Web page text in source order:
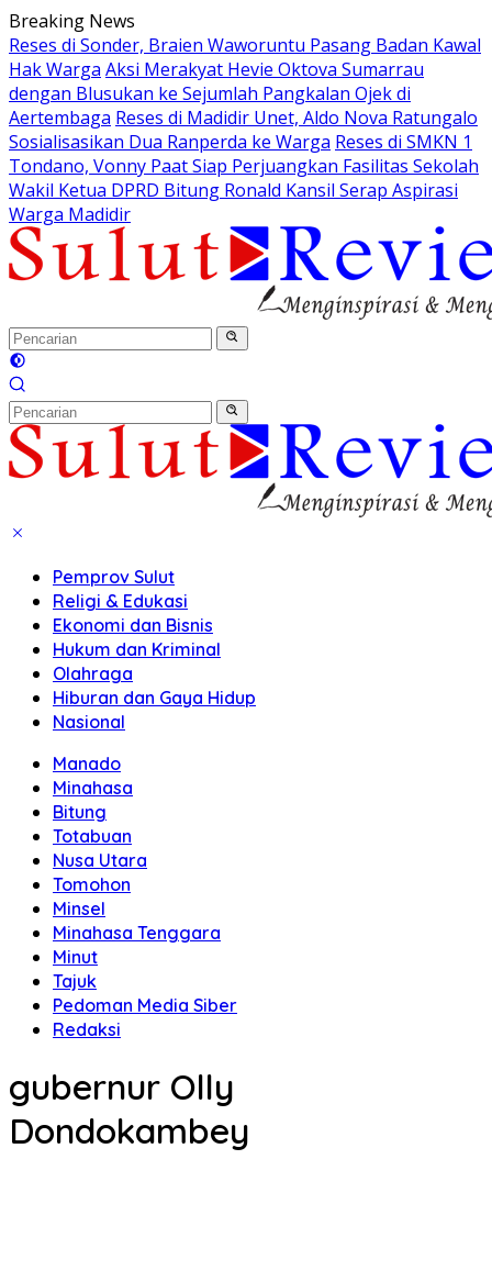
Langsung
ke
konten
Breaking News
Reses di Sonder, Braien Waworuntu Pasang Badan Kawal
Hak Warga Aksi Merakyat Hevie Oktova Sumarrau
dengan Blusukan ke Sejumlah Pangkalan Ojek di
Aertembaga Reses di Madidir Unet, Aldo Nova Ratungalo
Sosialisasikan Dua Ranperda ke Warga Reses di SMKN 1
Tondano, Vonny Paat Siap Perjuangkan Fasilitas Sekolah
Wakil Ketua DPRD Bitung Ronald Kansil Serap Aspirasi
Warga Madidir
Pemprov Sulut
Religi & Edukasi
Ekonomi dan Bisnis
Hukum dan Kriminal
Olahraga
Hiburan dan Gaya Hidup
Nasional
Manado
Minahasa
Bitung
Totabuan
Nusa Utara
Tomohon
Minsel
Minahasa Tenggara
Minut
Tajuk
Pedoman Media Siber
Redaksi
gubernur Olly
Dondokambey